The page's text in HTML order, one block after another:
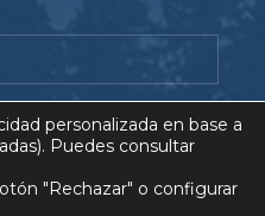
de Privacidad
personalizada en base a
Puedes consultar
"Rechazar" o configurar